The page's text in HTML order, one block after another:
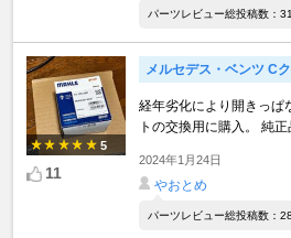
パーツレビュー総投稿数：
5
11
メルセデス・ベンツ C
経年劣化により開きっぱ
トの交換用に購入。 純
2024年1月24日
やおとめ
パーツレビュー総投稿数：